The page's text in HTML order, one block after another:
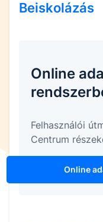
Beiskolázás
Online
Felhasználói
Centrum
Online